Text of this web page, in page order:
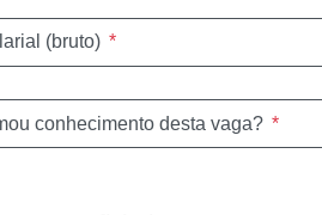
(bruto) *
conhecimento desta vaga? *